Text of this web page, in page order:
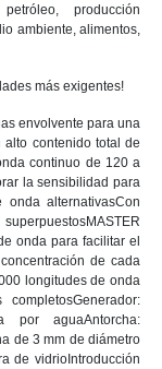
producción
ambiente, alimentos,
más exigentes!
envolvente para una
contenido total de
continuo de 120 a
la sensibilidad para
alternativasCon
onda para facilitar el
de cada
longitudes de onda
por aguaAntorcha:
de 3 mm de diámetro
de vidrioIntroducción